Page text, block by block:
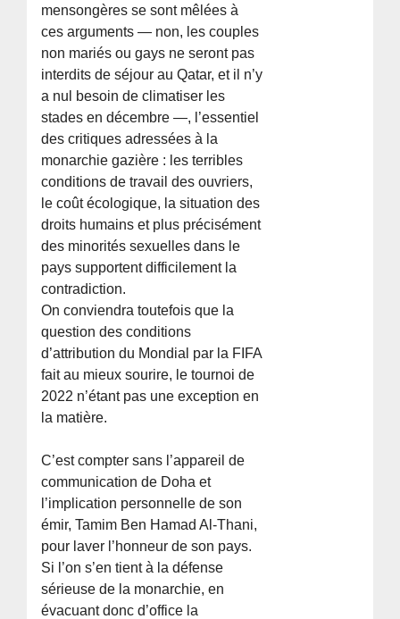
mensongères se sont mêlées à
ces arguments — non, les couples
non mariés ou gays ne seront pas
interdits de séjour au Qatar, et il n’y
a nul besoin de climatiser les
stades en décembre —, l’essentiel
des critiques adressées à la
monarchie gazière : les terribles
conditions de travail des ouvriers,
le coût écologique, la situation des
droits humains et plus précisément
des minorités sexuelles dans le
pays supportent difficilement la
contradiction.
On conviendra toutefois que la
question des conditions
d’attribution du Mondial par la FIFA
fait au mieux sourire, le tournoi de
2022 n’étant pas une exception en
la matière.
C’est compter sans l’appareil de
communication de Doha et
l’implication personnelle de son
émir, Tamim Ben Hamad Al-Thani,
pour laver l’honneur de son pays.
Si l’on s’en tient à la défense
sérieuse de la monarchie, en
évacuant donc d’office la